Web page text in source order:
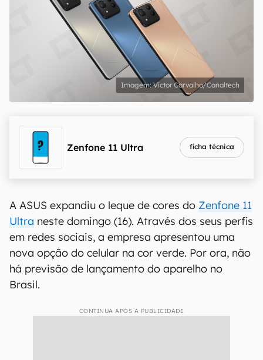
Victor Carvalho/Canaltech
Zenfone 11 Ultra ficha técnica
A ASUS expandiu o leque de cores do Zenfone 11
Ultra neste domingo (16). Através dos seus perfis
em redes sociais, a empresa apresentou uma
nova opção do celular na cor verde. Por ora, não
há previsão de lançamento do aparelho no
Brasil.
CONTINUA APÓS A PUBLICIDADE